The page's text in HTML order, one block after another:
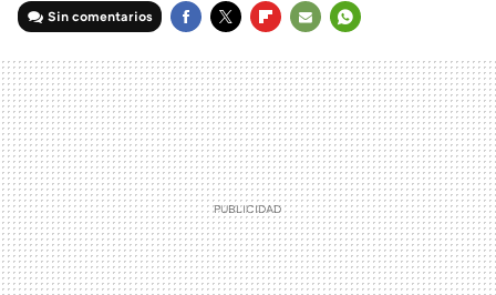
Sin comentarios
MAIL